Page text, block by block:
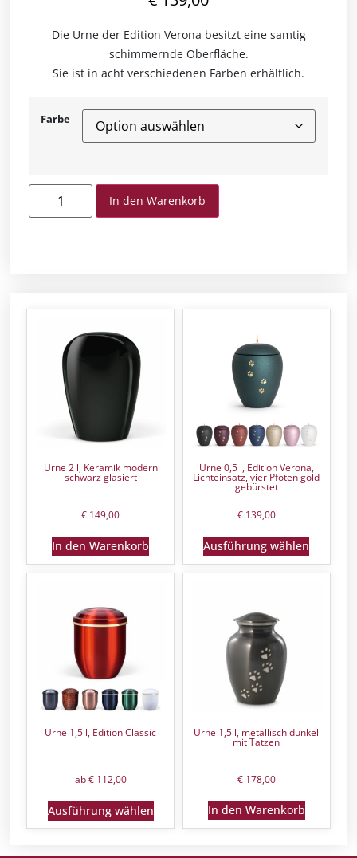
Die Urne der Edition Verona besitzt eine samtig
schimmernde Oberfläche.
Sie ist in acht verschiedenen Farben erhältlich.
Farbe
In den Warenkorb
Urne 2 l, Keramik modern
schwarz glasiert
€ 149,00
In den Warenkorb
Urne 0,5 l, Edition Verona,
Lichteinsatz, vier Pfoten gold
gebürstet
€139,00
Ausführung wählen
Urne 1,5 l, Edition Classic
ab€112,00
Ausführung wählen
Urne 1,5 l, metallisch dunkel
mit Tatzen
€178,00
In den Warenkorb